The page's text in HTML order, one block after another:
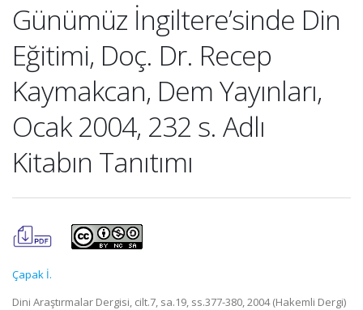
Günümüz İngiltere’sinde Din
Eğitimi, Doç. Dr. Recep
Kaymakcan, Dem Yayınları,
Ocak 2004, 232 s. Adlı
Kitabın Tanıtımı
Çapak İ.
Dini Araştırmalar Dergisi, cilt.7, sa.19, ss.377-380, 2004 (Hakemli Dergi)